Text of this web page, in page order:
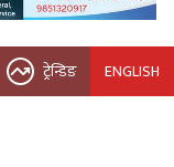
ट्रेन्डिङ ENGLISH